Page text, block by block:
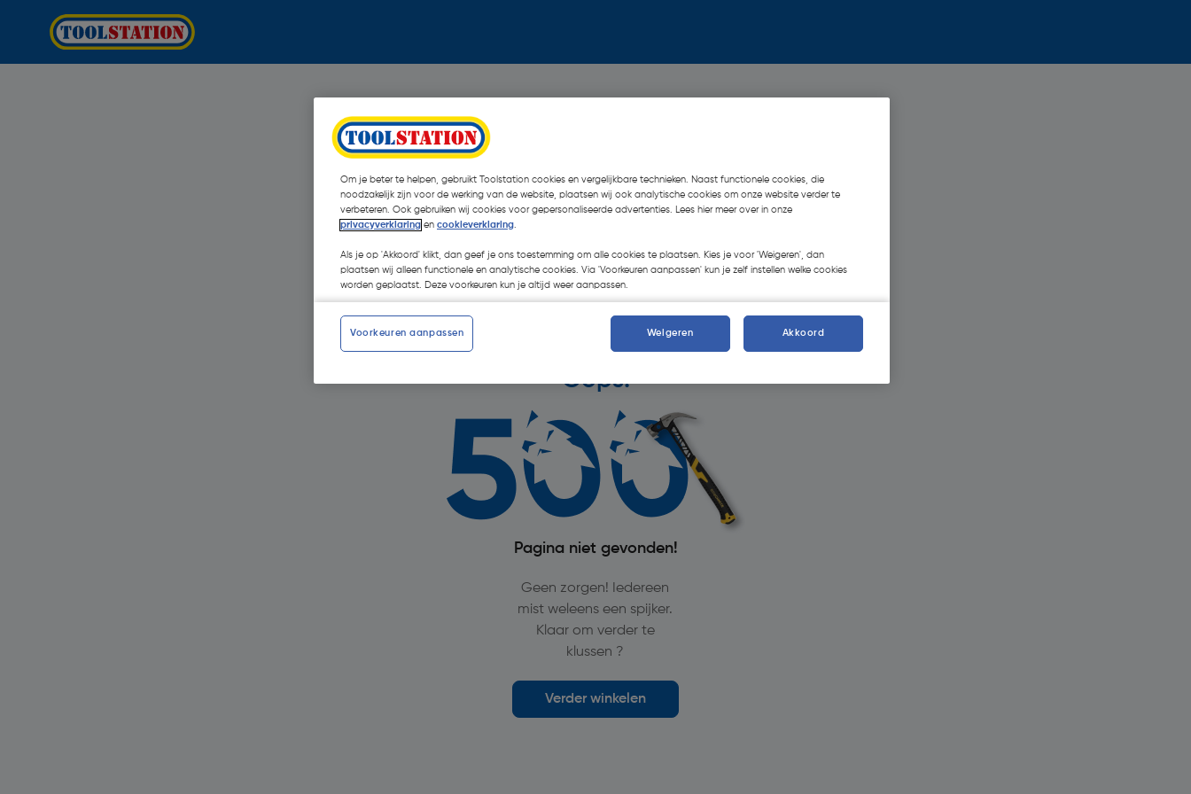
Oops!
Pagina niet gevonden!
Geen zorgen! Iedereen
mist weleens een spijker.
Klaar om verder te
klussen ?
Verder winkelen
Om je beter te helpen, gebruikt Toolstation cookies en vergelijkbare technieken. Naast functionele cookies, die
noodzakelijk zijn voor de werking van de website, plaatsen wij ook analytische cookies om onze website verder te
verbeteren. Ook gebruiken wij cookies voor gepersonaliseerde advertenties. Lees hier meer over in onze
privacyverklaring en cookieverklaring.
Als je op 'Akkoord' klikt, dan geef je ons toestemming om alle cookies te plaatsen. Kies je voor 'Weigeren', dan
plaatsen wij alleen functionele en analytische cookies. Via 'Voorkeuren aanpassen' kun je zelf instellen welke cookies
worden geplaatst. Deze voorkeuren kun je altijd weer aanpassen.
Voorkeuren aanpassen Weigeren Akkoord